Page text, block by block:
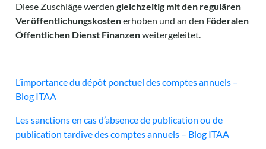
Diese Zuschläge werdengleichzeitig mit den regulären
Veröffentlichungskostenerhoben und an den Föderalen
Öffentlichen Dienst Finanzenweitergeleitet.
L’importance du dépôt ponctuel des comptes annuels –
Blog ITAA
Les sanctions en cas d’absence de publication ou de
publication tardive des comptes annuels – Blog ITAA